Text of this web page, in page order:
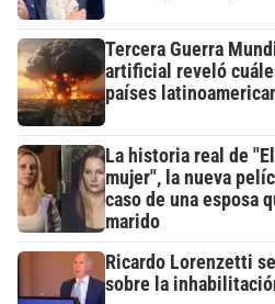
Tercera Guerra
artificial reveló
países
La historia real de
mujer", la nueva
caso de una esposa
marido
Ricardo Lorenzetti
sobre la